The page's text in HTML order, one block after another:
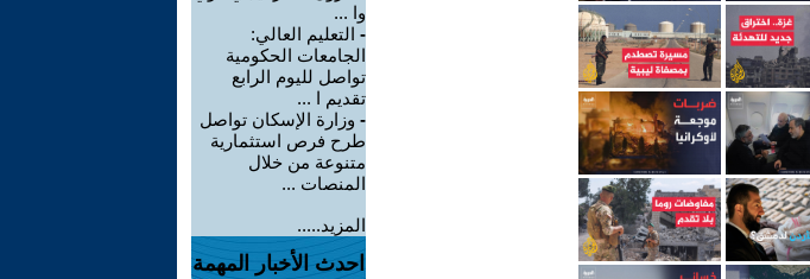
وا ...
- التعليم العالي:
الجامعات الحكومية
تواصل لليوم الرابع
تقديم ا ...
- وزارة الإسكان تواصل
طرح فرص استثمارية
متنوعة من خلال
المنصات ...
المزيد.....
احدث الأخبار المهمة